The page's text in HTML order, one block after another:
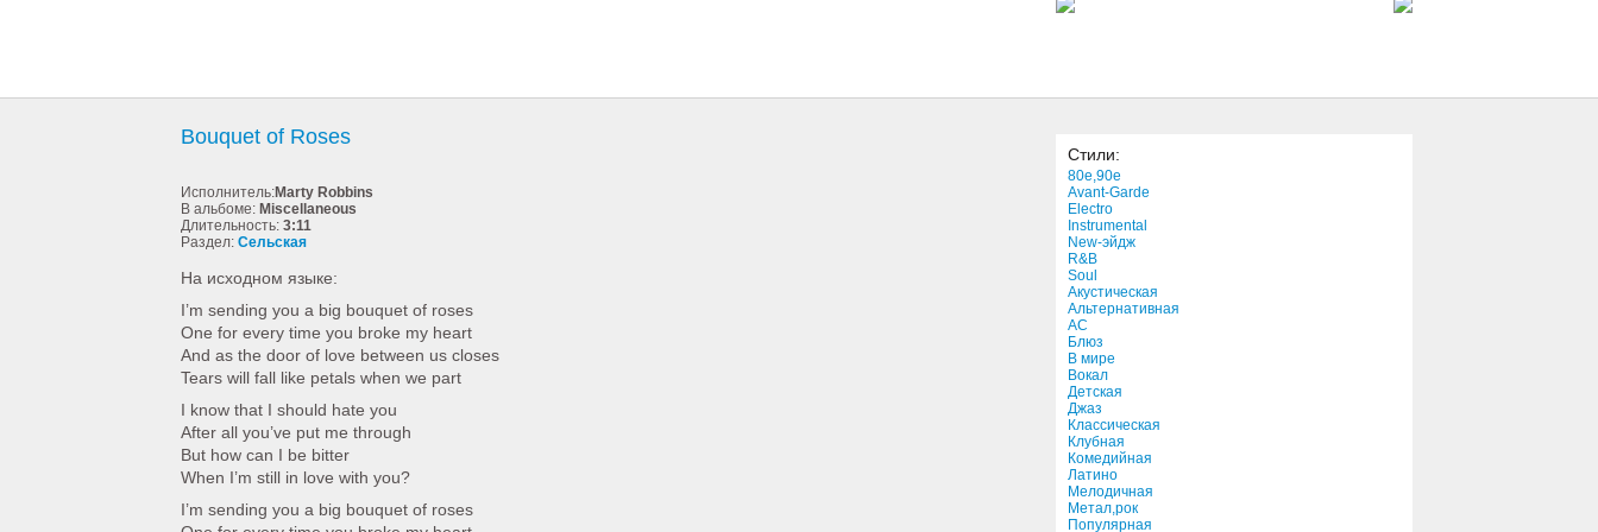
3:39
Bouquet of Roses
Исполнитель:Marty Robbins
В альбоме: Miscellaneous
Длительность: 3:11
Раздел: Сельская
На исходном языке:
I’m sending you a big bouquet of roses
One for every time you broke my heart
And as the door of love between us closes
Tears will fall like petals when we part
I know that I should hate you
After all you’ve put me through
But how can I be bitter
When I’m still in love with you?
I’m sending you a big bouquet of roses
Стили:
80e,90e
Avant-Garde
Electro
Instrumental
New-эйдж
R&B
Soul
Акустическая
Альтернативная
АС
Блюз
В мире
Вокал
Детская
Джаз
Классическая
Клубная
Комедийная
Латино
Мелодичная
Метал,рок
Популярная